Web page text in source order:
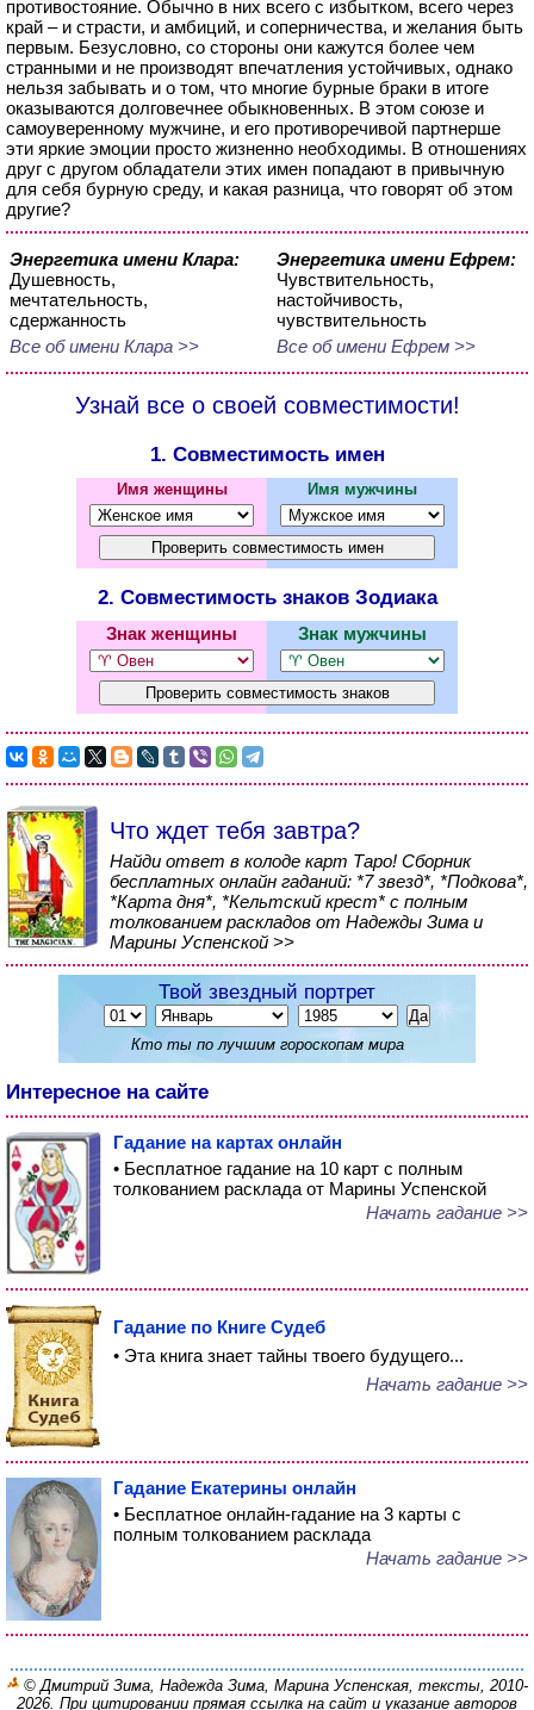
противостояние. Обычно в них всего с избытком, всего через
край – и страсти, и амбиций, и соперничества, и желания быть
первым. Безусловно, со стороны они кажутся более чем
странными и не производят впечатления устойчивых, однако
нельзя забывать и о том, что многие бурные браки в итоге
оказываются долговечнее обыкновенных. В этом союзе и
самоуверенному мужчине, и его противоречивой партнерше
эти яркие эмоции просто жизненно необходимы. В отношениях
друг с другом обладатели этих имен попадают в привычную
для себя бурную среду, и какая разница, что говорят об этом
другие?
Энергетика имени Клара:
Душевность,
мечтательность,
сдержанность
Все об имени Клара >>
Энергетика имени Ефрем:
Чувствительность,
настойчивость,
чувствительность
Все об имени Ефрем >>
Узнай все о своей совместимости!
1. Совместимость имен
Имя женщины Имя мужчины
2. Совместимость знаков Зодиака
Знак женщины Знак мужчины
Что ждет тебя завтра?
Найди ответ в колоде карт Таро! Сборник
бесплатных онлайн гаданий: *7 звезд*, *Подкова*,
*Карта дня*, *Кельтский крест* с полным
толкованием раскладов от Надежды Зима и
Марины Успенской >>
Твой звездный портрет
Кто ты по лучшим гороскопам мира
Интересное на сайте
Гадание на картах онлайн
• Бесплатное гадание на 10 карт с полным
толкованием расклада от Марины Успенской
Начать гадание >>
Гадание по Книге Судеб
• Эта книга знает тайны твоего будущего...
Начать гадание >>
Гадание Екатерины онлайн
• Бесплатное онлайн-гадание на 3 карты с
полным толкованием расклада
Начать гадание >>
© Дмитрий Зима, Надежда Зима, Марина Успенская, тексты, 2010-
2026. При цитировании прямая ссылка на сайт и указание авторов